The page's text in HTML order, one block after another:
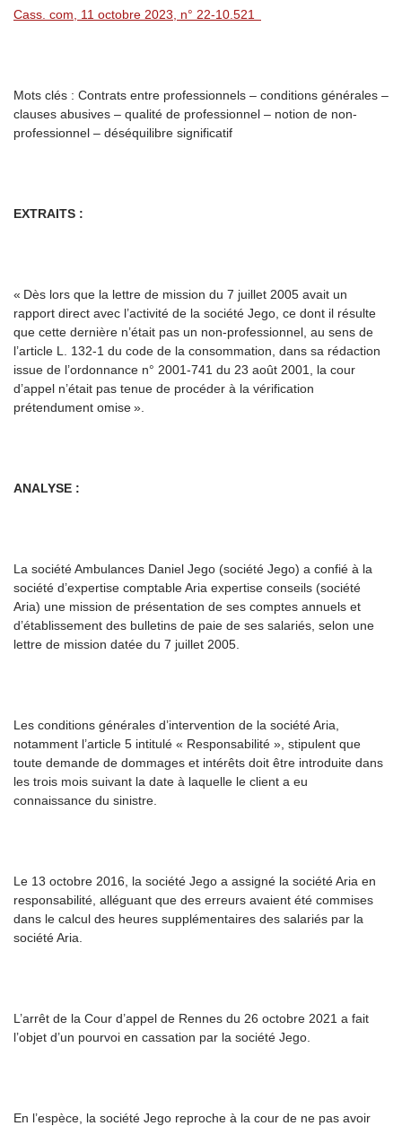
Cass. com, 11 octobre 2023, n° 22-10.521
Mots clés : Contrats entre professionnels – conditions générales –
clauses abusives – qualité de professionnel – notion de non-
professionnel – déséquilibre significatif
EXTRAITS :
« Dès lors que la lettre de mission du 7 juillet 2005 avait un
rapport direct avec l’activité de la société Jego, ce dont il résulte
que cette dernière n’était pas un non-professionnel, au sens de
l’article L. 132-1 du code de la consommation, dans sa rédaction
issue de l’ordonnance n° 2001-741 du 23 août 2001, la cour
d’appel n’était pas tenue de procéder à la vérification
prétendument omise ».
ANALYSE :
La société Ambulances Daniel Jego (société Jego) a confié à la
société d’expertise comptable Aria expertise conseils (société
Aria) une mission de présentation de ses comptes annuels et
d’établissement des bulletins de paie de ses salariés, selon une
lettre de mission datée du 7 juillet 2005.
Les conditions générales d’intervention de la société Aria,
notamment l’article 5 intitulé « Responsabilité », stipulent que
toute demande de dommages et intérêts doit être introduite dans
les trois mois suivant la date à laquelle le client a eu
connaissance du sinistre.
Le 13 octobre 2016, la société Jego a assigné la société Aria en
responsabilité, alléguant que des erreurs avaient été commises
dans le calcul des heures supplémentaires des salariés par la
société Aria.
L’arrêt de la Cour d’appel de Rennes du 26 octobre 2021 a fait
l’objet d’un pourvoi en cassation par la société Jego.
En l’espèce, la société Jego reproche à la cour de ne pas avoir